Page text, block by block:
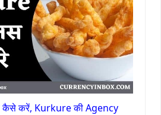
कैसे करें, Kurkure की Agency